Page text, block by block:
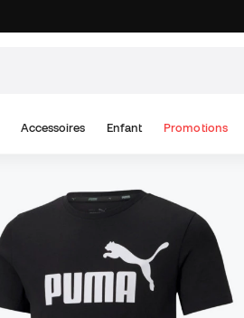
Accessoires Enfant Promotions